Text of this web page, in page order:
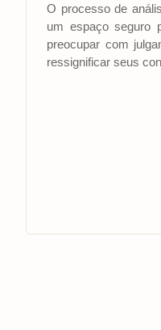
O processo de
um espaço seguro
preocupar com
ressignificar seus